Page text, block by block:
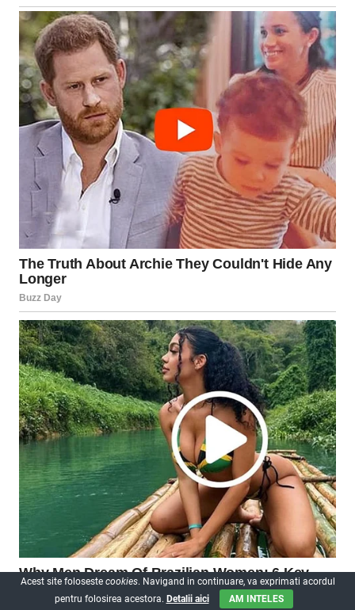
Acest site foloseste cookies. Navigand in continuare, va exprimati acordul
pentru folosirea acestora. Detalii aici AM INTELES